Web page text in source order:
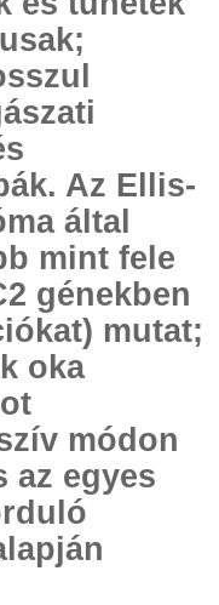
Az Ellis-
által
mint fele
génekben
mutat;
oka
módon
az egyes